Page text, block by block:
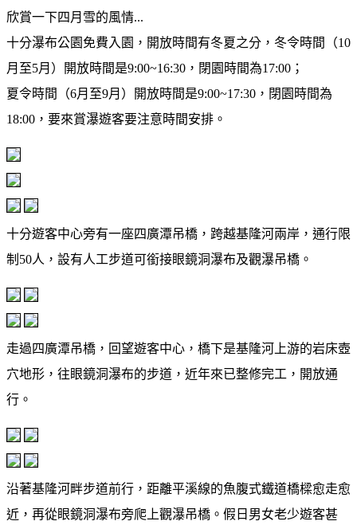
欣賞一下四月雪的風情...
十分瀑布公園免費入園，開放時間有冬夏之分，冬令時間（10
月至5月）開放時間是9:00~16:30，閉園時間為17:00；
夏令時間（6月至9月）開放時間是9:00~17:30，閉園時間為
18:00，要來賞瀑遊客要注意時間安排。
十分遊客中心旁有一座四廣潭吊橋，跨越基隆河兩岸，通行限
制50人，設有人工步道可銜接眼鏡洞瀑布及觀瀑吊橋。
走過四廣潭吊橋，回望遊客中心，橋下是基隆河上游的岩床壺
穴地形，往眼鏡洞瀑布的步道，近年來已整修完工，開放通
行。
沿著基隆河畔步道前行，距離平溪線的魚腹式鐵道橋樑愈走愈
近，再從眼鏡洞瀑布旁爬上觀瀑吊橋。假日男女老少遊客甚